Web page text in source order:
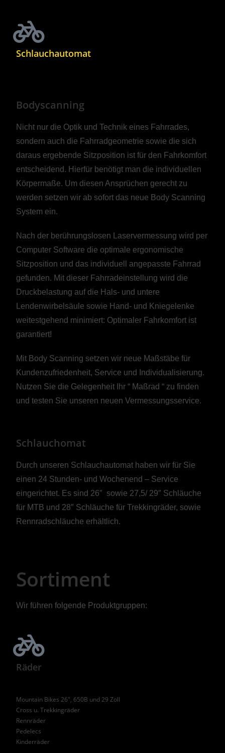
Schlauchautomat
Bodyscanning
Nicht nur die Optik und Technik eines Fahrrades,
sondern auch die Fahrradgeometrie sowie die sich
daraus ergebende Sitzposition ist für den Fahrkomfort
entscheidend. Hierfür benötigt man die individuellen
Körpermaße. Um diesen Ansprüchen gerecht zu
werden setzen wir ab sofort das neue Body Scanning
System ein.
Nach der berührungslosen Laservermessung wird per
Computer Software die optimale ergonomische
Sitzposition und das individuell angepasste Fahrrad
gefunden. Mit dieser Fahrradeinstellung wird die
Druckbelastung auf die Hals- und untere
Lendenwirbelsäule sowie Hand- und Kniegelenke
weitestgehend minimiert: Optimaler Fahrkomfort ist
garantiert!
Mit Body Scanning setzen wir neue Maßstäbe für
Kundenzufriedenheit, Service und Individualisierung.
Nutzen Sie die Gelegenheit Ihr “ Maßrad “ zu finden
und testen Sie unseren neuen Vermessungsservice.
Schlauchomat
Durch unseren Schlauchautomat haben wir für Sie
einen 24 Stunden- und Wochenend – Service
eingerichtet. Es sind 26″ sowie 27,5/ 29″ Schläuche
für MTB und 28″ Schläuche für Trekkingräder, sowie
Rennradschläuche erhältlich.
Sortiment
Wir führen folgende Produktgruppen:
Räder
Mountain Bikes 26", 650B und 29 Zoll
Cross u. Trekkingräder
Rennräder
Pedelecs
Kinderräder